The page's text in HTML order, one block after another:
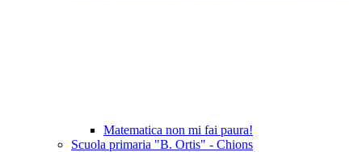
Matematica non mi fai paura!
Scuola primaria "B. Ortis" - Chions